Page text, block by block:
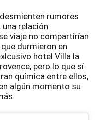
rumores
una relación
viaje no compartirían
durmieron en
hotel Villa la
pero lo que sí
química entre ellos,
algún momento su